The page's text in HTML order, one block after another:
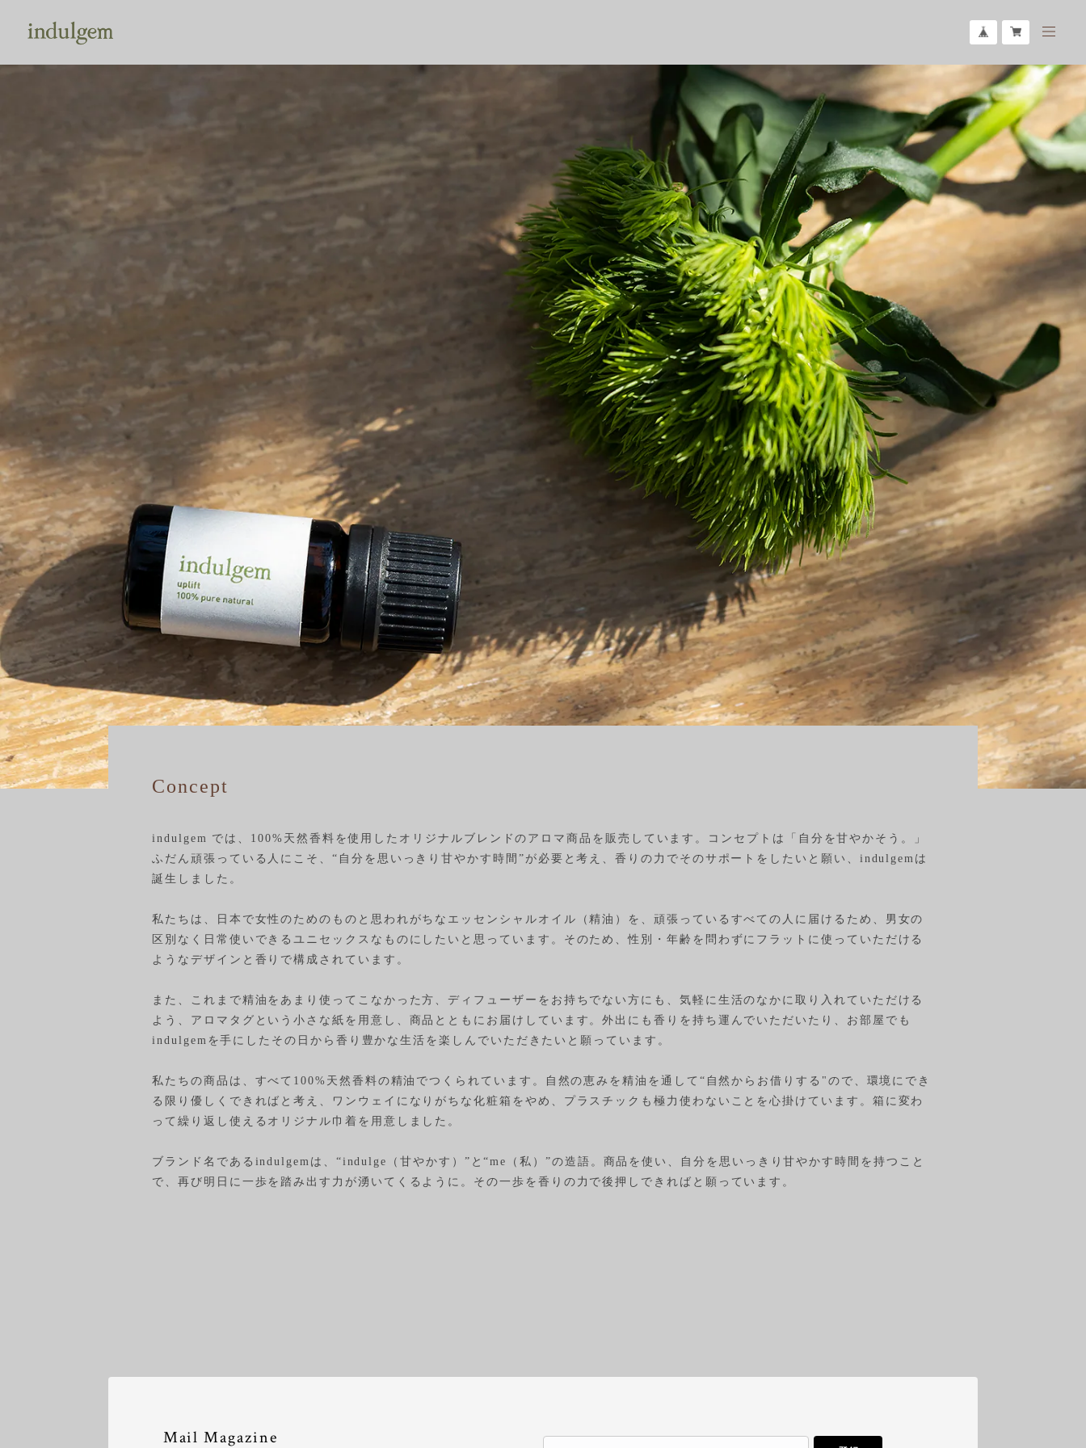
Concept
indulgem では、100%天然香料を使用したオリジナルブレンドのアロマ商品を販売しています。コンセプトは「自分を甘やかそう。」
ふだん頑張っている人にこそ、“自分を思いっきり甘やかす時間”が必要と考え、香りの力でそのサポートをしたいと願い、indulgemは
誕生しました。
私たちは、日本で女性のためのものと思われがちなエッセンシャルオイル（精油）を、頑張っているすべての人に届けるため、男女の
区別なく日常使いできるユニセックスなものにしたいと思っています。そのため、性別・年齢を問わずにフラットに使っていただける
ようなデザインと香りで構成されています。
また、これまで精油をあまり使ってこなかった方、ディフューザーをお持ちでない方にも、気軽に生活のなかに取り入れていただける
よう、アロマタグという小さな紙を用意し、商品とともにお届けしています。外出にも香りを持ち運んでいただいたり、お部屋でも
indulgemを手にしたその日から香り豊かな生活を楽しんでいただきたいと願っています。
私たちの商品は、すべて100%天然香料の精油でつくられています。自然の恵みを精油を通して“自然からお借りする"ので、環境にでき
る限り優しくできればと考え、ワンウェイになりがちな化粧箱をやめ、プラスチックも極力使わないことを心掛けています。箱に変わ
って繰り返し使えるオリジナル巾着を用意しました。
ブランド名であるindulgemは、“indulge（甘やかす）”と“me（私）”の造語。商品を使い、自分を思いっきり甘やかす時間を持つこと
で、再び明日に一歩を踏み出す力が湧いてくるように。その一歩を香りの力で後押しできればと願っています。
Mail Magazine